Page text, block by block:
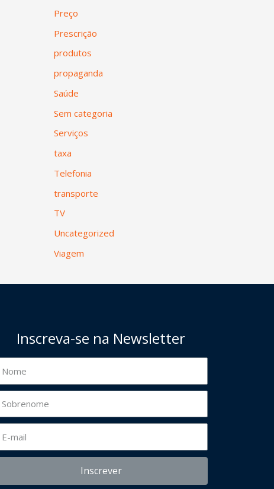
Preço
Prescrição
produtos
propaganda
Saúde
Sem categoria
Serviços
taxa
Telefonia
transporte
TV
Uncategorized
Viagem
Inscreva-se na Newsletter
Inscrever